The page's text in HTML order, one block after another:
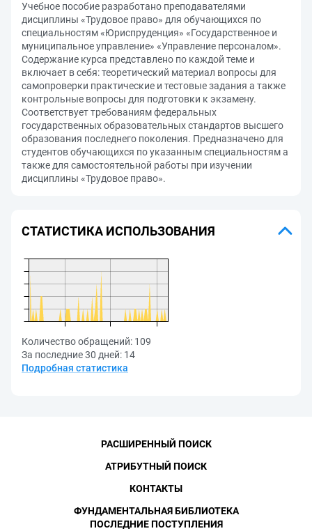
Учебное пособие разработано преподавателями
дисциплины «Трудовое право» для обучающихся по
специальностям «Юриспруденция» «Государственное и
муниципальное управление» «Управление персоналом».
Содержание курса представлено по каждой теме и
включает в себя: теоретический материал вопросы для
самопроверки практические и тестовые задания а также
контрольные вопросы для подготовки к экзамену.
Соответствует требованиям федеральных
государственных образовательных стандартов высшего
образования последнего поколения. Предназначено для
студентов обучающихся по указанным специальностям а
также для самостоятельной работы при изучении
дисциплины «Трудовое право».
СТАТИСТИКА ИСПОЛЬЗОВАНИЯ
Количество обращений: 109
За последние 30 дней: 14
Подробная статистика
РАСШИРЕННЫЙ ПОИСК
АТРИБУТНЫЙ ПОИСК
КОНТАКТЫ
ФУНДАМЕНТАЛЬНАЯ БИБЛИОТЕКА
ПОСЛЕДНИЕ ПОСТУПЛЕНИЯ